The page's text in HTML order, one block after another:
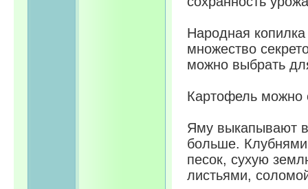
Народная
множество
можно выбрать
Картофель можно
Яму выкапывают в
больше.
песок, сухую
листьями,